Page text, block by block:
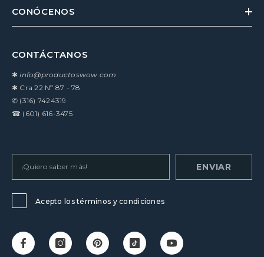
CONÓCENOS
CONTÁCTANOS
✱info@productoswow.com
✱ Cra 22 Nº 87 - 78
✆ (316) 7424319
☎ (601) 616-3475
ENVIAR
Acepto los términos y condiciones